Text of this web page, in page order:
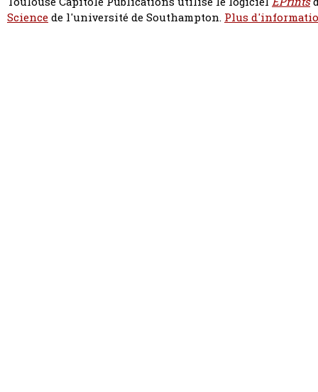
Sciencede l'université de Southampton. Plus